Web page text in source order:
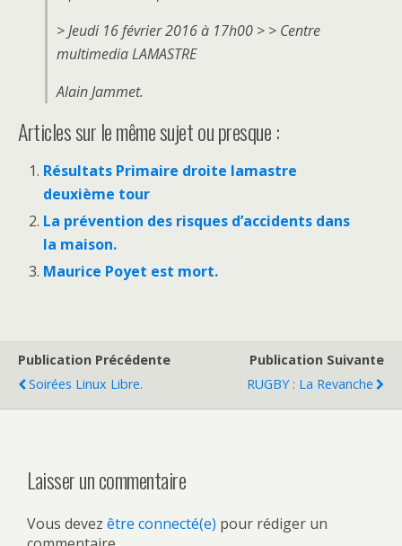
> Jeudi 16 février 2016 à 17h00 > > Centre
multimedia LAMASTRE
Alain Jammet.
Articles sur le même sujet ou presque :
Résultats Primaire droite lamastre
deuxième tour
La prévention des risques d’accidents dans
la maison.
Maurice Poyet est mort.
Publication Précédente
Soirées Linux Libre.
Publication Suivante
RUGBY : La Revanche
Laisser un commentaire
Vous devez être connecté(e) pour rédiger un